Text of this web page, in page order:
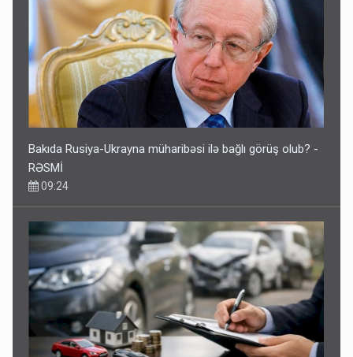
Bakıda Rusiya-Ukrayna müharibəsi ilə bağlı görüş olub? -
RƏSMİ
09:24